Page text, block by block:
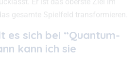
gesamte Spielfeld transformieren.
es sich bei “Quantum-
kann ich sie